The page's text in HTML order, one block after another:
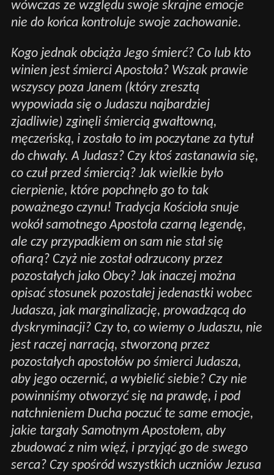
wówczas ze względu swoje skrajne emocje
nie do końca kontroluje swoje zachowanie.
Kogo jednak obciąża Jego śmierć? Co lub kto
winien jest śmierci Apostoła? Wszak prawie
wszyscy poza Janem (który zresztą
wypowiada się o Judaszu najbardziej
zjadliwie) zginęli śmiercią gwałtowną,
męczeńską, i zostało to im poczytane za tytuł
do chwały. A Judasz? Czy ktoś zastanawia się,
co czuł przed śmiercią? Jak wielkie było
cierpienie, które popchnęło go to tak
poważnego czynu! Tradycja Kościoła snuje
wokół samotnego Apostoła czarną legendę,
ale czy przypadkiem on sam nie stał się
ofiarą? Czyż nie został odrzucony przez
pozostałych jako Obcy? Jak inaczej można
opisać stosunek pozostałej jedenastki wobec
Judasza, jak marginalizację, prowadzącą do
dyskryminacji? Czy to, co wiemy o Judaszu, nie
jest raczej narracją, stworzoną przez
pozostałych apostołów po śmierci Judasza,
aby jego oczernić, a wybielić siebie? Czy nie
powinniśmy otworzyć się na prawdę, i pod
natchnieniem Ducha poczuć te same emocje,
jakie targały Samotnym Apostołem, aby
zbudować z nim więź, i przyjąć go de swego
serca? Czy spośród wszystkich uczniów Jezusa